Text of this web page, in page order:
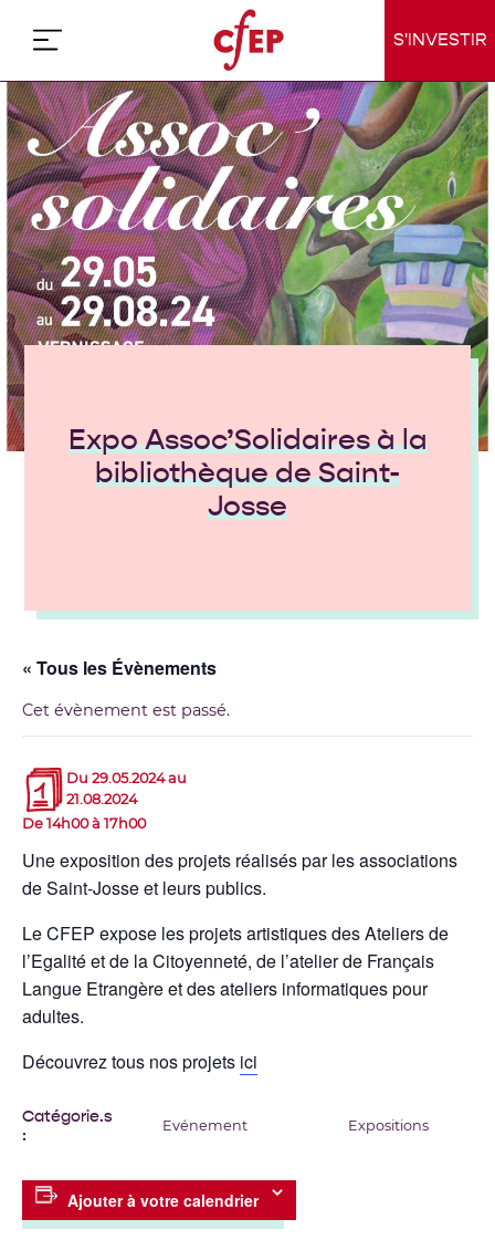
content
S'INVESTIR
Expo Assoc’Solidaires à la
bibliothèque de Saint-
Josse
« Tous les Évènements
Cet évènement est passé.
Du 29.05.2024 au
21.08.2024
De 14h00 à 17h00
Une exposition des projets réalisés par les associations
de Saint-Josse et leurs publics.
Le CFEP expose les projets artistiques des Ateliers de
l’Egalité et de la Citoyenneté, de l’atelier de Français
Langue Etrangère et des ateliers informatiques pour
adultes.
Découvrez tous nos projets ici
Catégorie.s
:
Evénement Expositions
Ajouter à votre calendrier